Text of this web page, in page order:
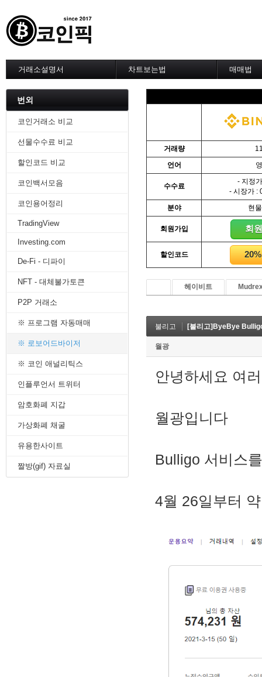
거래소설명서 차트보는법
2. 비트맥스 차트설정
5. 빗썸 차트설정
6. 트레이딩뷰
7. 크립토워치
2. 봉차트
3. 호가창,거래창
10. 데드크로스
1. 캔들 패턴(1)
2. 캔들 패턴(2)
3. 캔들 패턴(3)
--------차트 패턴--------
3. 삼각수렴 패턴 종류
4. 쌍바닥 패턴
7. 하모닉 패턴
10. 엘리어트 파동
-------기술적 지표-------
3. BOL - 볼린저밴드
5. FIBO - 피보나치되돌림
7. D.MOM - 듀얼 모멘텀
10. PSAR - 파라볼릭
11. DMI - 방향운동지수
13. ADR - 등락비율
매매법
3. 골든크
5. MACD
6. RSI 매
7. 볼린저
8. 피보나
9. 거래량
10. 사께
11. 엘리
12. 쌍바
13. 지지
14. 일목
15. DMI
번외
코인거래소 비교
선물수수료 비교
할인코드 비교
코인백서모음
코인용어정리
TradingView
Investing.com
De-Fi - 디파이
NFT - 대체불가토큰
P2P 거래소
※ 프로그램 자동매매
※ 로보어드바이저
※ 코인 애널리틱스
인플루언서 트위터
암호화폐 지갑
가상화폐 채굴
유용한사이트
짤방(gif) 자료실
거래량
언어
수수료
- 지정
- 시장가 :
분야
현물
회원가입 회
할인코드
헤이비트
불리고 [불리고]ByeBye
월광
안녕하세요 여
월광입니다
Bulligo 서비스
4월 26일부터